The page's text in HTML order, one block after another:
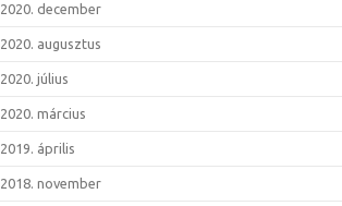
2020. december
2020. augusztus
2020. július
2020. március
2019. április
2018. november